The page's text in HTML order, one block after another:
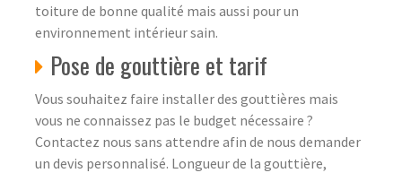
toiture de bonne qualité mais aussi pour un
environnement intérieur sain.
Pose de gouttière et tarif
Vous souhaitez faire installer des gouttières mais
vous ne connaissez pas le budget nécessaire ?
Contactez nous sans attendre afin de nous demander
un devis personnalisé. Longueur de la gouttière,